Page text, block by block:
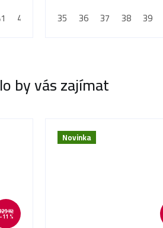
42 44 45 46 47 48
35
36 37 38 39
by vás zajímat
Kč
%
Novinka